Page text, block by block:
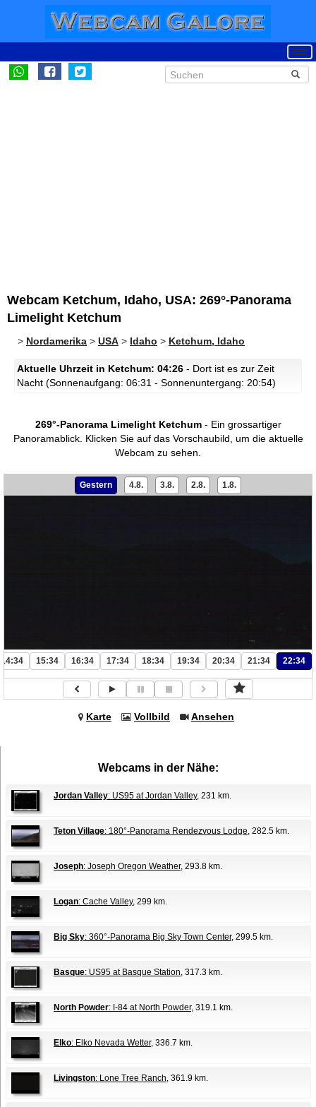
Webcam Ketchum, Idaho, USA: 269°-Panorama
Limelight Ketchum
> Nordamerika > USA > Idaho > Ketchum, Idaho
Aktuelle Uhrzeit in Ketchum: 04:26 - Dort ist es zur Zeit
Nacht (Sonnenaufgang: 06:31 - Sonnenuntergang: 20:54)
269°-Panorama Limelight Ketchum- Ein grossartiger
Panoramablick. Klicken Sie auf das Vorschaubild, um die aktuelle
Webcam zu sehen.
Gestern 4.8. 3.8. 2.8. 1.8.
14:34 15:34 16:34 17:34 18:34 19:34 20:34 21:34 22:34
Karte Vollbild Ansehen
Webcams in der Nähe:
Jordan Valley: US95 at Jordan Valley, 231 km.
Teton Village: 180°-Panorama Rendezvous Lodge, 282.5 km.
Joseph: Joseph Oregon Weather, 293.8 km.
Logan: Cache Valley, 299 km.
Big Sky: 360°-Panorama Big Sky Town Center, 299.5 km.
Basque: US95 at Basque Station, 317.3 km.
North Powder: I-84 at North Powder, 319.1 km.
Elko: Elko Nevada Wetter, 336.7 km.
Livingston: Lone Tree Ranch, 361.9 km.